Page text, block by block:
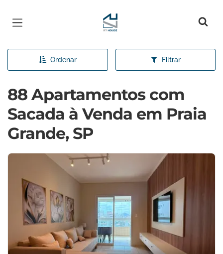
Página inicial
Ordenar Filtrar
88 Apartamentos com
Sacada à Venda em Praia
Grande, SP